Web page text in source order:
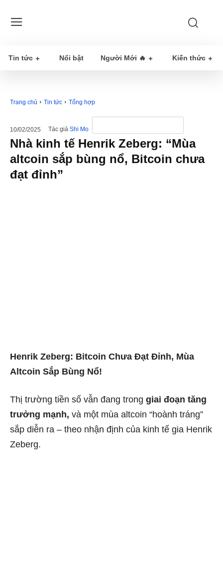
Tin tức Nổi bật Người Mới 🔥 Kiến thức
Trang chủ Tin tức Tổng hợp
10/02/2025 Tác giả Shi Mo
Nhà kinh tế Henrik Zeberg: “Mùa
altcoin sắp bùng nổ, Bitcoin chưa
đạt đỉnh”
Henrik Zeberg: Bitcoin Chưa Đạt Đỉnh, Mùa
Altcoin Sắp Bùng Nổ!
Thị trường tiền số vẫn đang trong giai đoạn tăng
trưởng mạnh, và một mùa altcoin “hoành tráng”
sắp diễn ra – theo nhận định của kinh tế gia Henrik
Zeberg.